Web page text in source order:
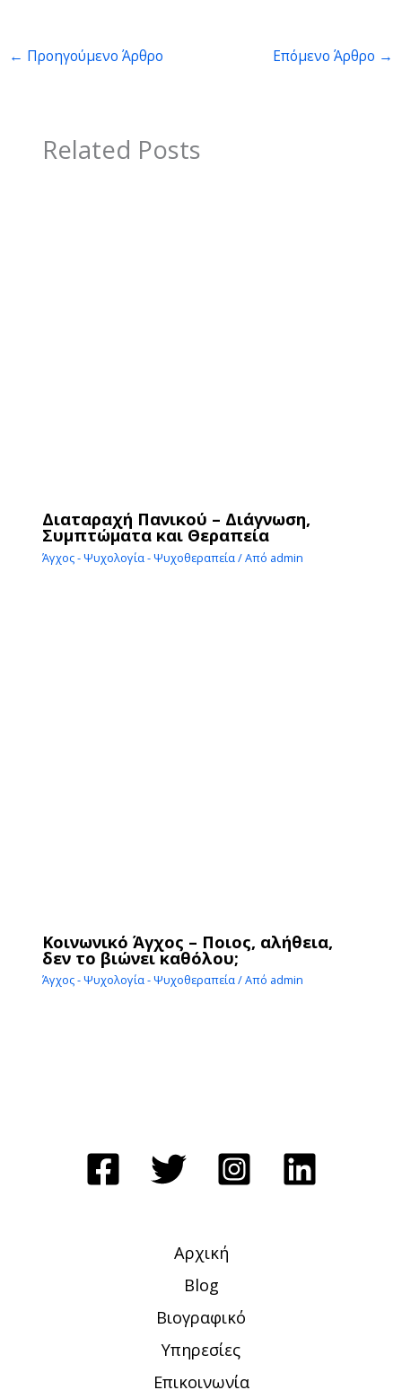
← Προηγούμενο Άρθρο Επόμενο Άρθρο →
Related Posts
Διαταραχή Πανικού – Διάγνωση,
Συμπτώματα και Θεραπεία
Άγχος - Ψυχολογία - Ψυχοθεραπεία/ Από admin
Κοινωνικό Άγχος – Ποιος, αλήθεια,
δεν το βιώνει καθόλου;
Άγχος - Ψυχολογία - Ψυχοθεραπεία/ Από admin
Αρχική
Blog
Βιογραφικό
Υπηρεσίες
Επικοινωνία